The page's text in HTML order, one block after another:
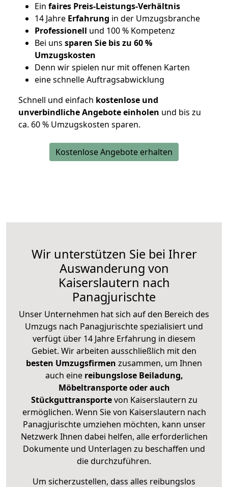
Ein faires Preis-Leistungs-Verhältnis
14 Jahre Erfahrung in der Umzugsbranche
Professionell und 100 % Kompetenz
Bei uns sparen Sie bis zu 60 %
Umzugskosten
Denn wir spielen nur mit offenen Karten
eine schnelle Auftragsabwicklung
Schnell und einfach kostenlose und
unverbindliche Angebote einholen und bis zu
ca. 60 % Umzugskosten sparen.
Kostenlose Angebote erhalten
Wir unterstützen Sie bei Ihrer
Auswanderung von
Kaiserslautern nach
Panagjurischte
Unser Unternehmen hat sich auf den Bereich des
Umzugs nach Panagjurischte spezialisiert und
verfügt über 14 Jahre Erfahrung in diesem
Gebiet. Wir arbeiten ausschließlich mit den
besten Umzugsfirmen zusammen, um Ihnen
auch eine reibungslose Beiladung,
Möbeltransporte oder auch
Stückguttransportevon Kaiserslautern zu
ermöglichen. Wenn Sie von Kaiserslautern nach
Panagjurischte umziehen möchten, kann unser
Netzwerk Ihnen dabei helfen, alle erforderlichen
Dokumente und Unterlagen zu beschaffen und
die durchzuführen.
Um sicherzustellen, dass alles reibungslos